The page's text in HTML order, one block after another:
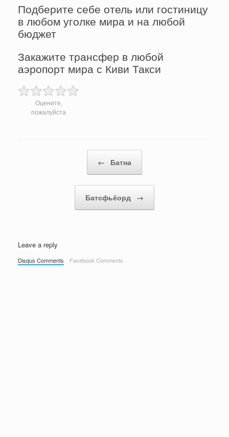
Подберите себе отель или гостиницу
в любом уголке мира и на любой
бюджет
Закажите трансфер в любой
аэропорт мира с Киви Такси
Оцените,
пожалуйста
← Батна
Батсфьёорд →
Leave a reply
Disqus Comments Facebook Comments